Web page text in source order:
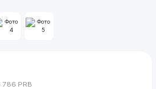
786 PRB